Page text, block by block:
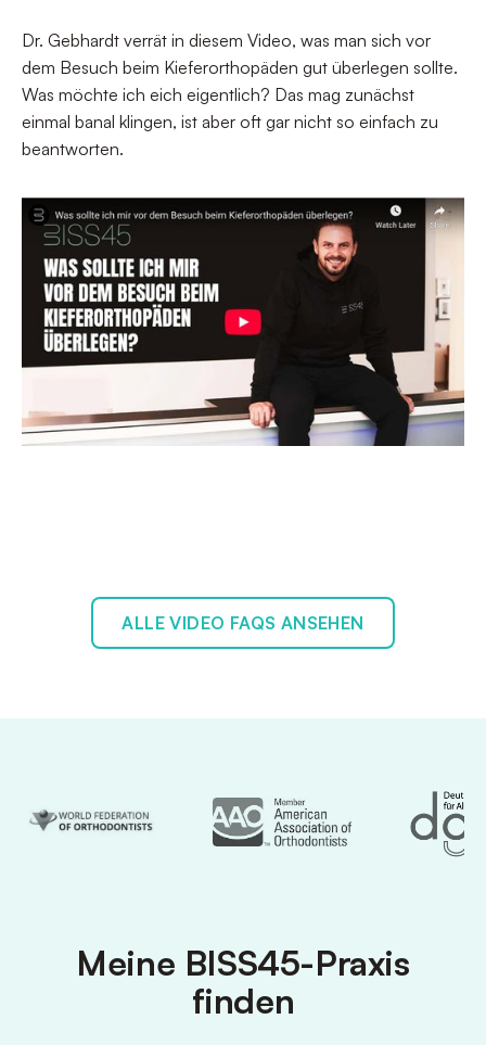
Dr. Gebhardt verrät in diesem Video, was man sich vor
dem Besuch beim Kieferorthopäden gut überlegen sollte.
Was möchte ich eich eigentlich? Das mag zunächst
einmal banal klingen, ist aber oft gar nicht so einfach zu
beantworten.
ALLE VIDEO FAQS ANSEHEN
Meine BISS45-Praxis
finden